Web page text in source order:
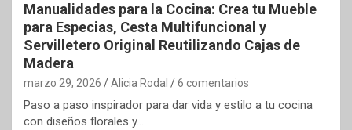
Manualidades para la Cocina: Crea tu Mueble
para Especias, Cesta Multifuncional y
Servilletero Original Reutilizando Cajas de
Madera
marzo 29, 2026 Alicia Rodal 6 comentarios
Paso a paso inspirador para dar vida y estilo a tu cocina
con diseños florales y…